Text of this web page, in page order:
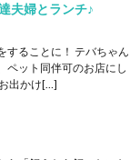
夫婦とランチ♪
することに！ テバちゃん
ペット同伴可のお店にし
出かけ[…]